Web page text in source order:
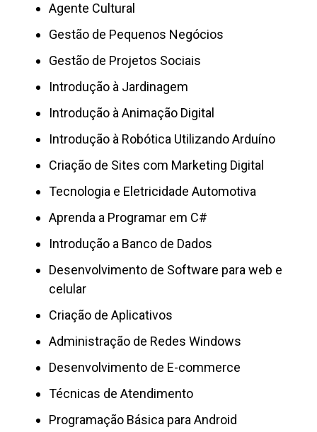
Agente Cultural
Gestão de Pequenos Negócios
Gestão de Projetos Sociais
Introdução à Jardinagem
Introdução à Animação Digital
Introdução à Robótica Utilizando Arduíno
Criação de Sites com Marketing Digital
Tecnologia e Eletricidade Automotiva
Aprenda a Programar em C#
Introdução a Banco de Dados
Desenvolvimento de Software para web e
celular
Criação de Aplicativos
Administração de Redes Windows
Desenvolvimento de E-commerce
Técnicas de Atendimento
Programação Básica para Android